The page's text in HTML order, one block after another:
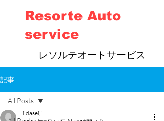
Resorte Auto
service
レソルテオートサービス
記事
All Posts
iidaseiji